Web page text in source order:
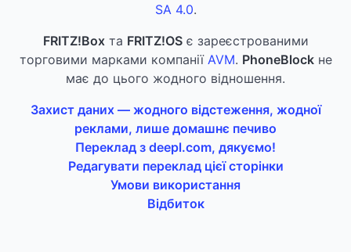
SA 4.0.
FRITZ!Boxта FRITZ!OSє зареєстрованими
торговими марками компанії AVM. PhoneBlockне
має до цього жодного відношення.
Захист даних — жодного відстеження, жодної
реклами, лише домашнє печиво
Переклад з deepl.com, дякуємо!
Редагувати переклад цієї сторінки
Умови використання
Відбиток